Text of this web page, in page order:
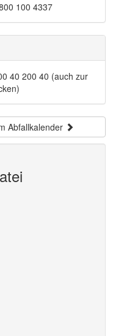
100 4337
40 200 40 (auch zur
Abfallkalender